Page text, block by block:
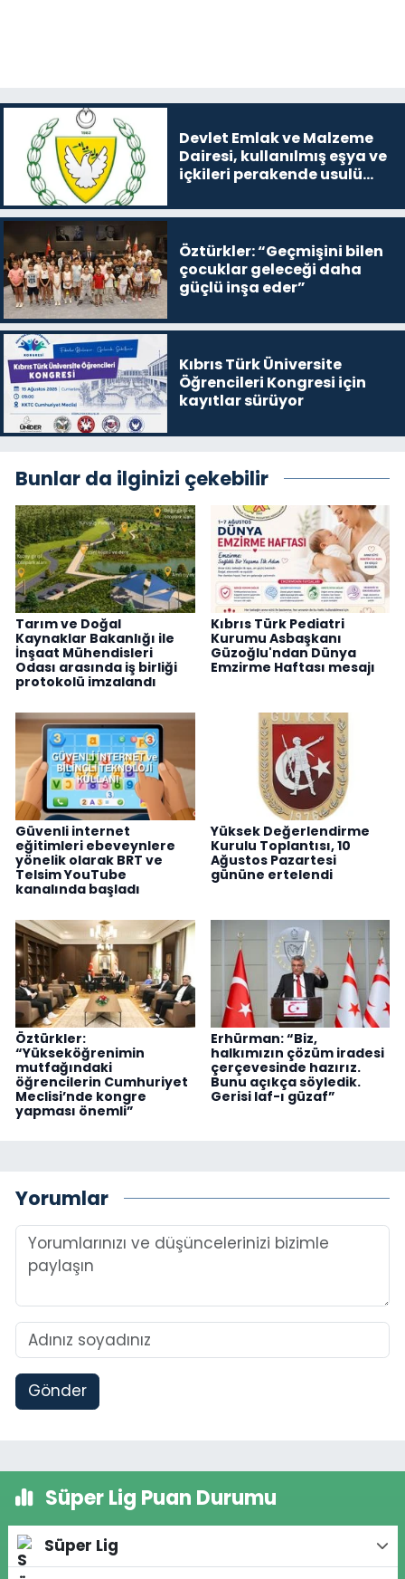
Devlet Emlak ve Malzeme
Dairesi, kullanılmış eşya ve
içkileri perakende usulü
Öztürkler: “Geçmişini bilen
çocuklar geleceği daha
güçlü inşa eder”
Kıbrıs Türk Üniversite
Öğrencileri Kongresi için
kayıtlar sürüyor
Bunlar da ilginizi çekebilir
Tarım ve Doğal
Kaynaklar Bakanlığı ile
İnşaat Mühendisleri
Odası arasında iş birliği
protokolü imzalandı
Kıbrıs Türk Pediatri
Kurumu Asbaşkanı
Güzoğlu'ndan Dünya
Emzirme Haftası mesajı
Güvenli internet
eğitimleri ebeveynlere
yönelik olarak BRT ve
Telsim YouTube
kanalında başladı
Yüksek Değerlendirme
Kurulu Toplantısı, 10
Ağustos Pazartesi
gününe ertelendi
Öztürkler:
“Yükseköğrenimin
mutfağındaki
öğrencilerin Cumhuriyet
Meclisi’nde kongre
yapması önemli”
Erhürman: “Biz,
halkımızın çözüm iradesi
çerçevesinde hazırız.
Bunu açıkça söyledik.
Gerisi laf-ı güzaf”
Yorumlar
Gönder
Süper Lig Puan Durumu
Süper Lig